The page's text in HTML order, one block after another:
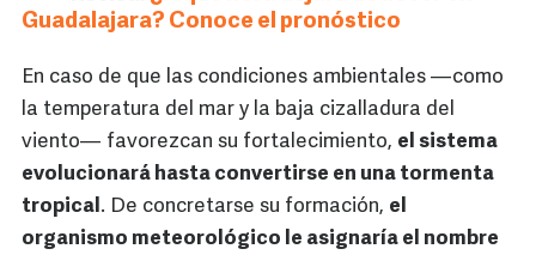
Guadalajara? Conoce el pronóstico
En caso de que las condiciones ambientales —como
la temperatura del mar y la baja cizalladura del
viento— favorezcan su fortalecimiento, el sistema
evolucionará hasta convertirse en una tormenta
tropical. De concretarse su formación, el
organismo meteorológico le asignaría el nombre